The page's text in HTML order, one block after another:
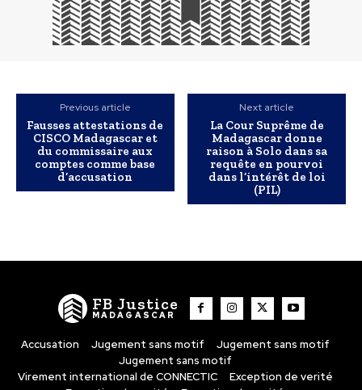
Previous article
Fausses attestations de
CISCO Madagascar et
du commissaire aux
comptes comme base
d’accusation
Next article
La Cour Suprême de
Madagascar donne
raison à Solo dans sa
requête en pourvoi
dans l’intérêt de loi
(PIL)
FB Justice
MADAGASCAR
Accusation Jugement sans motif
Jugement sans motif
Jugement sans motif
Virement international de CONNECTIC
Exception de verité